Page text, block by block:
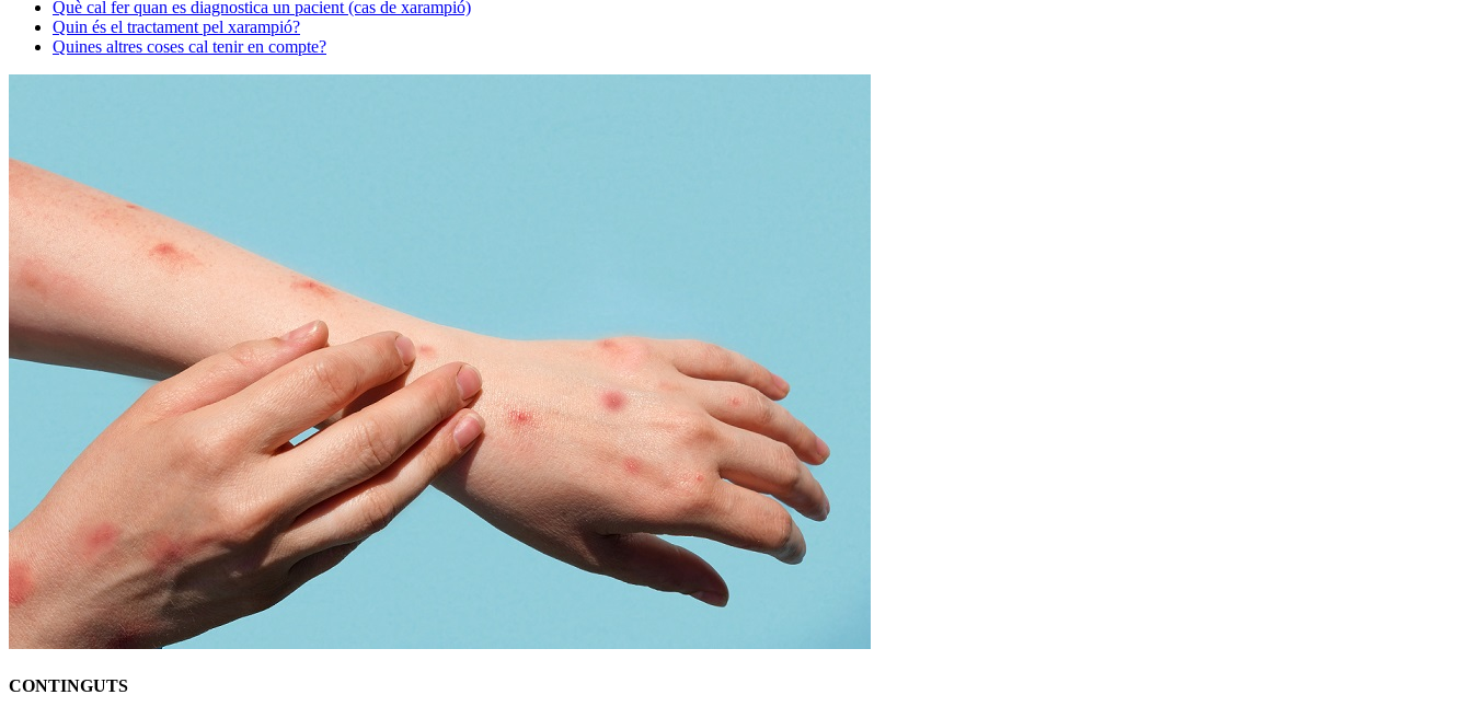
Què cal fer quan es diagnostica un pacient (cas de xarampió)
Quin és el tractament pel xarampió?
Quines altres coses cal tenir en compte?
CONTINGUTS